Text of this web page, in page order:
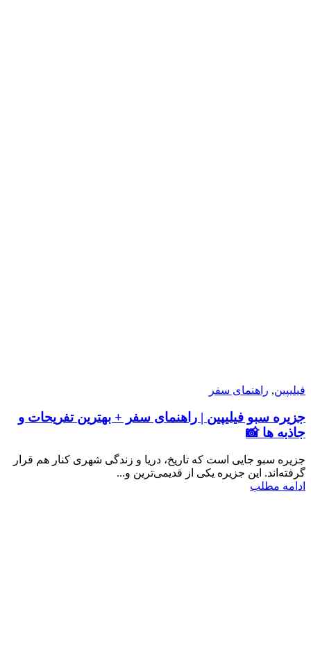
فیلیپین, راهنمای سفر
جزیره سبو فیلیپین | راهنمای سفر + بهترین تفریحات و
جاذبه ها 📸
جزیره سبو جایی است که تاریخ، دریا و زندگی شهری کنار هم قرار
گرفته‌اند. این جزیره یکی از قدیمی‌ترین و...
ادامه مطلب